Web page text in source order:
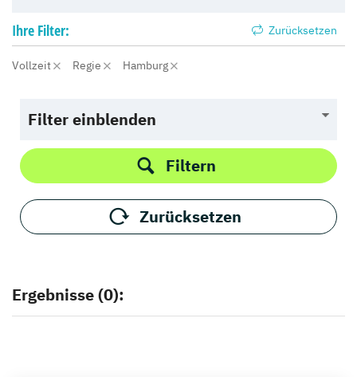
Ihre Filter: Zurücksetzen
Vollzeit Regie Hamburg
Filter einblenden
Filtern
Zurücksetzen
Ergebnisse (0):